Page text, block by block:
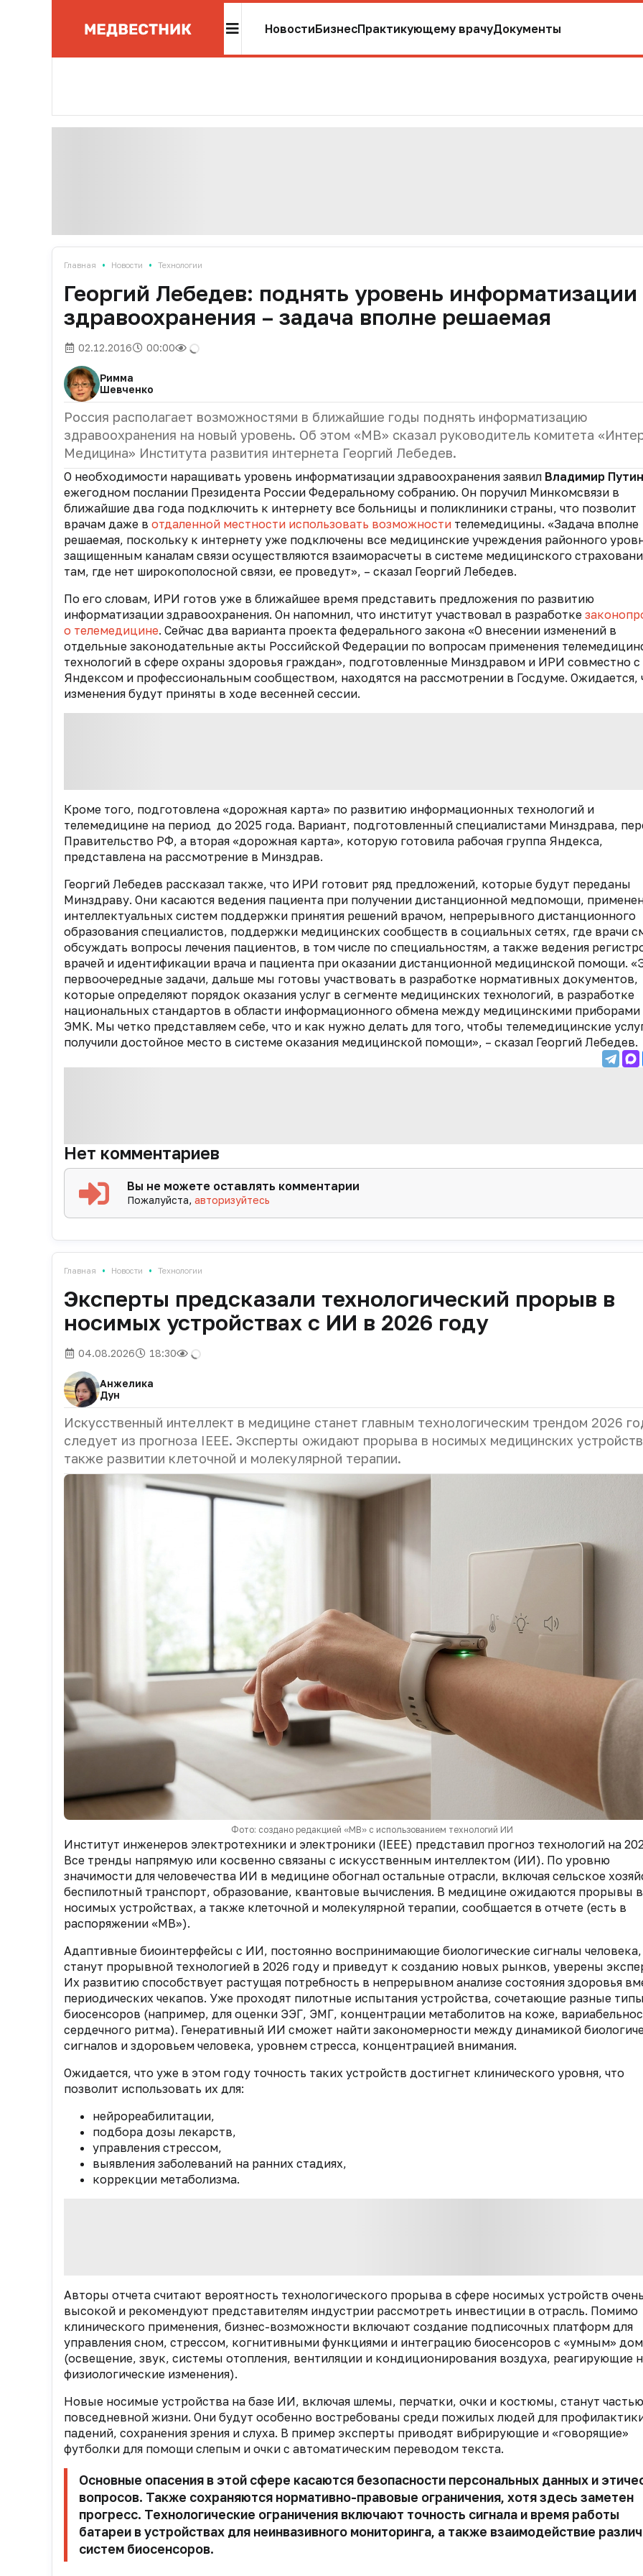
НовостиБизнесПрактикующему врачуДокументы
Главная • Новости • Технологии
Георгий Лебедев: поднять уровень информатизации
здравоохранения – задача вполне решаемая
02.12.2016 00:00
Римма
Шевченко
Россия располагает возможностями в ближайшие годы поднять информатизацию
здравоохранения на новый уровень. Об этом «МВ» сказал руководитель комитета
Медицина» Института развития интернета Георгий Лебедев.
О необходимости наращивать уровень информатизации здравоохранения заявил Владимир Путин
ежегодном послании Президента России Федеральному собранию. Он поручил Минкомсвязи в
ближайшие два года подключить к интернету все больницы и поликлиники страны, что позволит
врачам даже в отдаленной местности использовать возможности телемедицины. «Задача вполне
решаемая, поскольку к интернету уже подключены все медицинские учреждения районного
защищенным каналам связи осуществляются взаиморасчеты в системе медицинского
там, где нет широкополосной связи, ее проведут», – сказал Георгий Лебедев.
По его словам, ИРИ готов уже в ближайшее время представить предложения по развитию
информатизации здравоохранения. Он напомнил, что институт участвовал в разработке
о телемедицине. Сейчас два варианта проекта федерального закона «О внесении изменений в
отдельные законодательные акты Российской Федерации по вопросам применения
технологий в сфере охраны здоровья граждан», подготовленные Минздравом и ИРИ совместно с
Яндексом и профессиональным сообществом, находятся на рассмотрении в Госдуме. Ожидается,
изменения будут приняты в ходе весенней сессии.
Кроме того, подготовлена «дорожная карта» по развитию информационных технологий и
телемедицине на период до 2025 года. Вариант, подготовленный специалистами Минздрава,
Правительство РФ, а вторая «дорожная карта», которую готовила рабочая группа Яндекса,
представлена на рассмотрение в Минздрав.
Георгий Лебедев рассказал также, что ИРИ готовит ряд предложений, которые будут переданы
Минздраву. Они касаются ведения пациента при получении дистанционной медпомощи,
интеллектуальных систем поддержки принятия решений врачом, непрерывного дистанционного
образования специалистов, поддержки медицинских сообществ в социальных сетях, где врачи
обсуждать вопросы лечения пациентов, в том числе по специальностям, а также ведения
врачей и идентификации врача и пациента при оказании дистанционной медицинской помощи.
первоочередные задачи, дальше мы готовы участвовать в разработке нормативных документов,
которые определяют порядок оказания услуг в сегменте медицинских технологий, в разработке
национальных стандартов в области информационного обмена между медицинскими приборами
ЭМК. Мы четко представляем себе, что и как нужно делать для того, чтобы телемедицинские
получили достойное место в системе оказания медицинской помощи», – сказал Георгий Лебедев.
Нет комментариев
Вы не можете оставлять комментарии
Пожалуйста,авторизуйтесь
Главная • Новости • Технологии
Эксперты предсказали технологический прорыв в
носимых устройствах с ИИ в 2026 году
04.08.2026 18:30
Анжелика
Дун
Искусственный интеллект в медицине станет главным технологическим трендом 2026
следует из прогноза IEEE. Эксперты ожидают прорыва в носимых медицинских
также развитии клеточной и молекулярной терапии.
Фото: создано редакцией «МВ» с использованием технологий ИИ
Институт инженеров электротехники и электроники (IEEE) представил прогноз технологий на
Все тренды напрямую или косвенно связаны с искусственным интеллектом (ИИ). По уровню
значимости для человечества ИИ в медицине обогнал остальные отрасли, включая сельское
беспилотный транспорт, образование, квантовые вычисления. В медицине ожидаются прорывы в
носимых устройствах, а также клеточной и молекулярной терапии, сообщается в отчете (есть в
распоряжении «МВ»).
Адаптивные биоинтерфейсы с ИИ, постоянно воспринимающие биологические сигналы человека,
станут прорывной технологией в 2026 году и приведут к созданию новых рынков, уверены
Их развитию способствует растущая потребность в непрерывном анализе состояния здоровья
периодических чекапов. Уже проходят пилотные испытания устройства, сочетающие разные
биосенсоров (например, для оценки ЭЭГ, ЭМГ, концентрации метаболитов на коже,
сердечного ритма). Генеративный ИИ сможет найти закономерности между динамикой
сигналов и здоровьем человека, уровнем стресса, концентрацией внимания.
Ожидается, что уже в этом году точность таких устройств достигнет клинического уровня, что
позволит использовать их для:
нейрореабилитации,
подбора дозы лекарств,
управления стрессом,
выявления заболеваний на ранних стадиях,
коррекции метаболизма.
Авторы отчета считают вероятность технологического прорыва в сфере носимых устройств
высокой и рекомендуют представителям индустрии рассмотреть инвестиции в отрасль. Помимо
клинического применения, бизнес-возможности включают создание подписочных платформ для
управления сном, стрессом, когнитивными функциями и интеграцию биосенсоров с «умным»
(освещение, звук, системы отопления, вентиляции и кондиционирования воздуха, реагирующие
физиологические изменения).
Новые носимые устройства на базе ИИ, включая шлемы, перчатки, очки и костюмы, станут частью
повседневной жизни. Они будут особенно востребованы среди пожилых людей для
падений, сохранения зрения и слуха. В пример эксперты приводят вибрирующие и «говорящие»
футболки для помощи слепым и очки с автоматическим переводом текста.
Основные опасения в этой сфере касаются безопасности персональных данных и
вопросов. Также сохраняются нормативно-правовые ограничения, хотя здесь заметен
прогресс. Технологические ограничения включают точность сигнала и время работы
батареи в устройствах для неинвазивного мониторинга, а также взаимодействие
систем биосенсоров.